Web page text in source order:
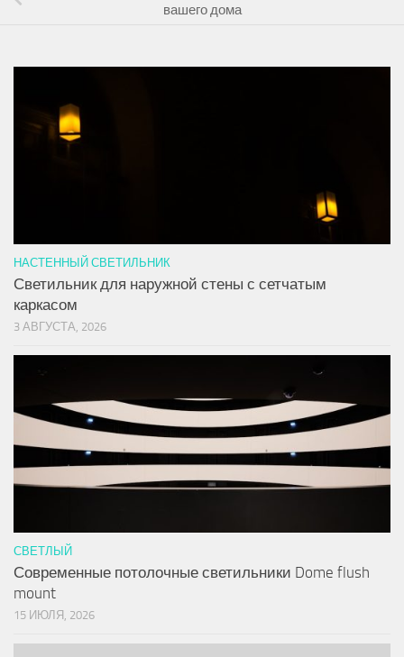
вашего дома
НАСТЕННЫЙ СВЕТИЛЬНИК
Светильник для наружной стены с сетчатым
каркасом
3 АВГУСТА, 2026
СВЕТЛЫЙ
Современные потолочные светильники Dome flush
mount
15 ИЮЛЯ, 2026